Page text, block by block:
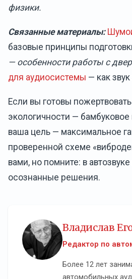
физики.
Связанные материалы:
базовые принципы
— особенности работы с
для аудиосистемы — как
Если вы готовы
экологичности —
ваша цель — максимальное
проверенной схеме
вами, но помните: в
осознанные решения.
Владислав
Редактор по
Более 12 лет